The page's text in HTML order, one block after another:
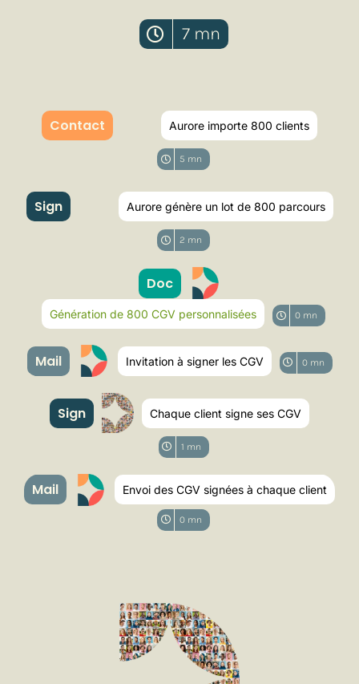
7 mn
Contact Aurore importe 800 clients
5 mn
Sign Aurore génère un lot de 800 parcours
2 mn
Doc
Génération de 800 CGV personnalisées 0 mn
Mail Invitation à signer les CGV 0 mn
Sign Chaque client signe ses CGV
1 mn
Mail Envoi des CGV signées à chaque client
0 mn